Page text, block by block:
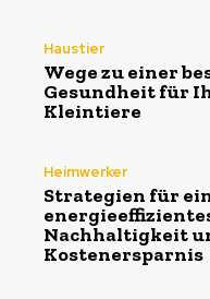
Haustier
Wege zu einer
Gesundheit für
Kleintiere
Heimwerker
Strategien für
Nachhaltigkeit
Kostenersparnis